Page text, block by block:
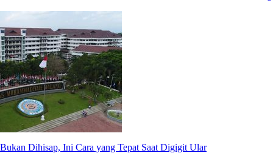
Bukan Dihisap, Ini Cara yang Tepat Saat Digigit Ular